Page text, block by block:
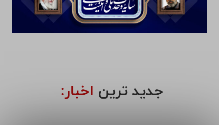
جدید ترین اخبار: